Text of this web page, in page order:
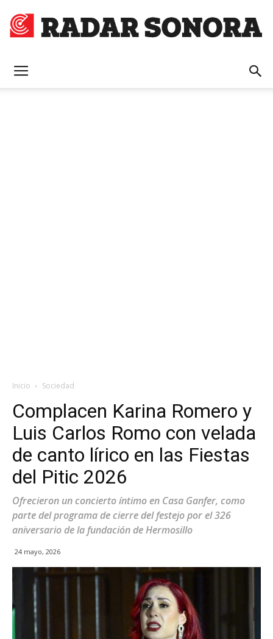
Inicio Sociedad
Complacen Karina Romero y
Luis Carlos Romo con velada
de canto lírico en las Fiestas
del Pitic 2026
Ofrecieron un concierto íntimo en Casa Ganfer, como
parte del programa de cierre del festejo por el 326
aniversario de la fundación de Hermosillo
24 mayo, 2026